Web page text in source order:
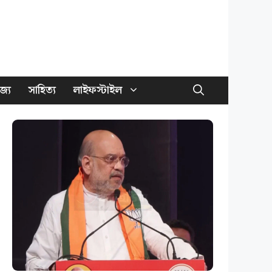
সাহিত্য লাইফস্টাইল